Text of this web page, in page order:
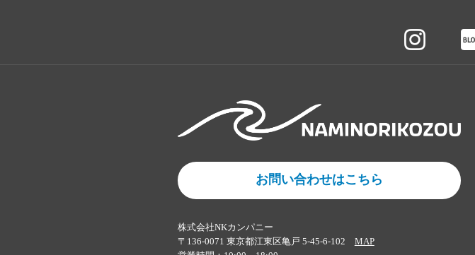
お問い合わせはこちら
株式会社NKカンパニー
〒136-0071 東京都江東区亀戸 5-45-6-102 MAP